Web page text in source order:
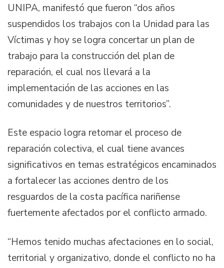
UNIPA, manifestó que fueron “dos años
suspendidos los trabajos con la Unidad para las
Víctimas y hoy se logra concertar un plan de
trabajo para la construcción del plan de
reparación, el cual nos llevará a la
implementación de las acciones en las
comunidades y de nuestros territorios”.
Este espacio logra retomar el proceso de
reparación colectiva, el cual tiene avances
significativos en temas estratégicos encaminados
a fortalecer las acciones dentro de los
resguardos de la costa pacífica nariñense
fuertemente afectados por el conflicto armado.
“Hemos tenido muchas afectaciones en lo social,
territorial y organizativo, donde el conflicto no ha